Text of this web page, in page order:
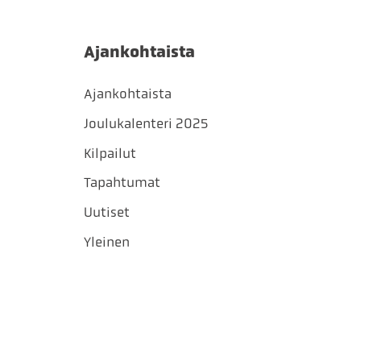
Ajankohtaista
Ajankohtaista
Joulukalenteri 2025
Kilpailut
Tapahtumat
Uutiset
Yleinen